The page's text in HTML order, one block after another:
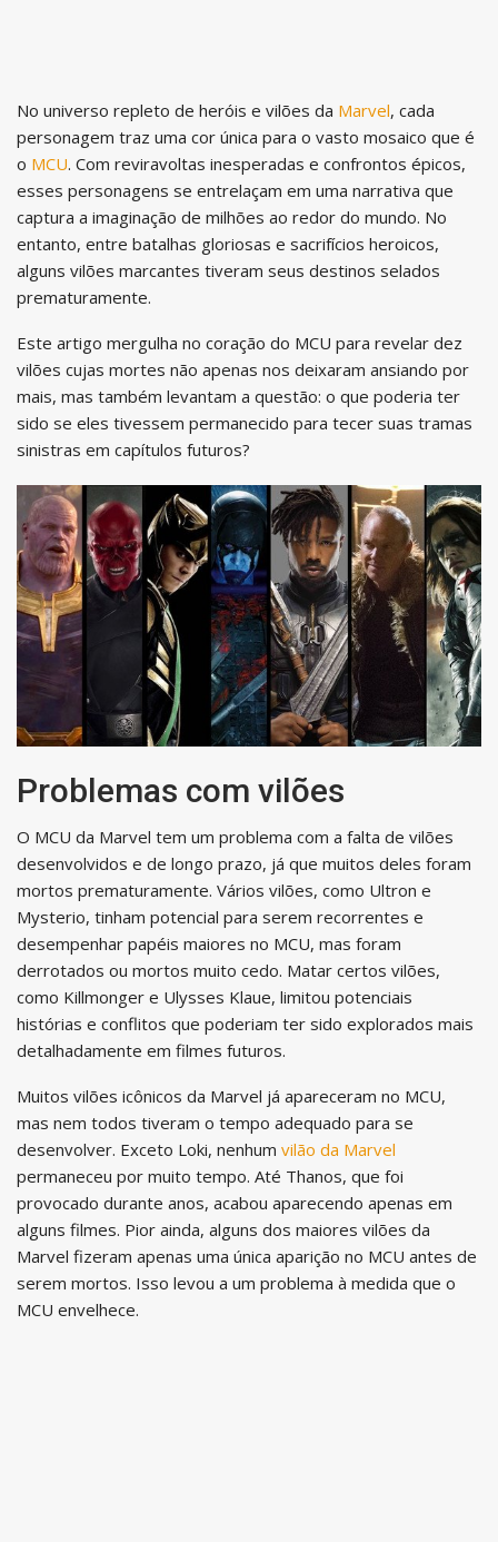
No universo repleto de heróis e vilões da Marvel, cada
personagem traz uma cor única para o vasto mosaico que é
o MCU. Com reviravoltas inesperadas e confrontos épicos,
esses personagens se entrelaçam em uma narrativa que
captura a imaginação de milhões ao redor do mundo. No
entanto, entre batalhas gloriosas e sacrifícios heroicos,
alguns vilões marcantes tiveram seus destinos selados
prematuramente.
Este artigo mergulha no coração do MCU para revelar dez
vilões cujas mortes não apenas nos deixaram ansiando por
mais, mas também levantam a questão: o que poderia ter
sido se eles tivessem permanecido para tecer suas tramas
sinistras em capítulos futuros?
Problemas com vilões
O MCU da Marvel tem um problema com a falta de vilões
desenvolvidos e de longo prazo, já que muitos deles foram
mortos prematuramente. Vários vilões, como Ultron e
Mysterio, tinham potencial para serem recorrentes e
desempenhar papéis maiores no MCU, mas foram
derrotados ou mortos muito cedo. Matar certos vilões,
como Killmonger e Ulysses Klaue, limitou potenciais
histórias e conflitos que poderiam ter sido explorados mais
detalhadamente em filmes futuros.
Muitos vilões icônicos da Marvel já apareceram no MCU,
mas nem todos tiveram o tempo adequado para se
desenvolver. Exceto Loki, nenhum vilão da Marvel
permaneceu por muito tempo. Até Thanos, que foi
provocado durante anos, acabou aparecendo apenas em
alguns filmes. Pior ainda, alguns dos maiores vilões da
Marvel fizeram apenas uma única aparição no MCU antes de
serem mortos. Isso levou a um problema à medida que o
MCU envelhece.